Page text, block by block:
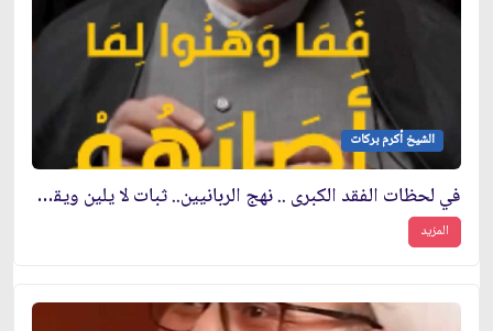
الشيخ أكرم بركات
في لحظات الفقد الكبرى .. نهج الربانيين.. ثبات لا يلين ويقين لا يتزعزع
المزيد